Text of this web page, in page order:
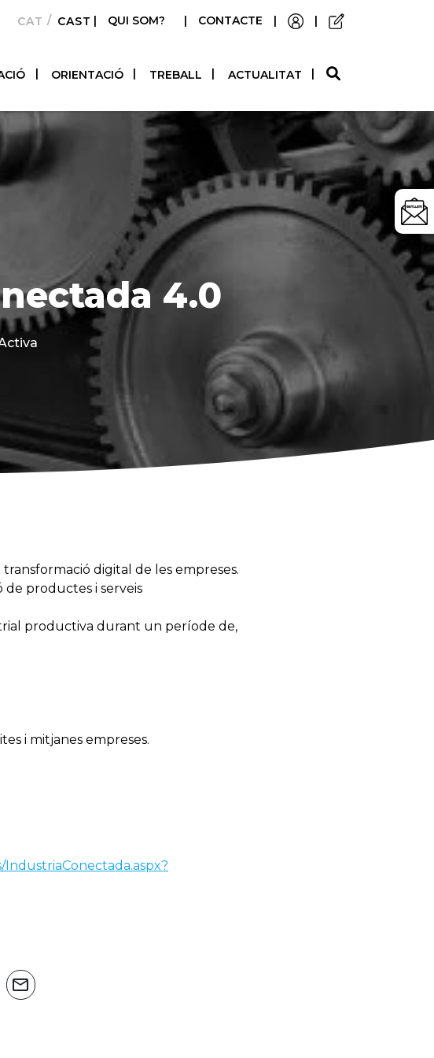
CATALÀCASTELLANO
| QUI SOM? | CONTACTE | |
ORIENTACIÓ TREBALL ACTUALITAT
4.0
digital de les empreses.
de productes i serveis
productiva durant un període de,
i mitjanes empreses.